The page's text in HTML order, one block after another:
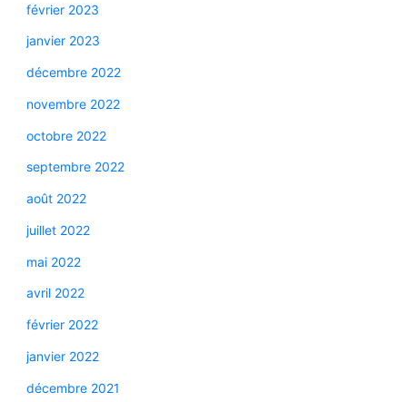
février 2023
janvier 2023
décembre 2022
novembre 2022
octobre 2022
septembre 2022
août 2022
juillet 2022
mai 2022
avril 2022
février 2022
janvier 2022
décembre 2021